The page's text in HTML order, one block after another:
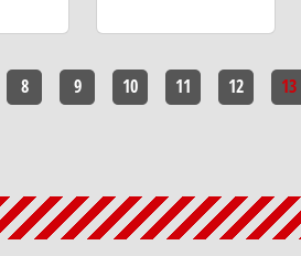
8 9 10 11 12 13